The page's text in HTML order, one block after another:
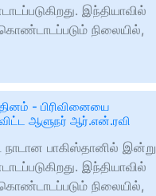
இந்தியாவில்
நிலையில்,
- பிரிவினையை
ஆளுநர் ஆர்.என்.ரவி
பாகிஸ்தானில் இன்று
இந்தியாவில்
நிலையில்,